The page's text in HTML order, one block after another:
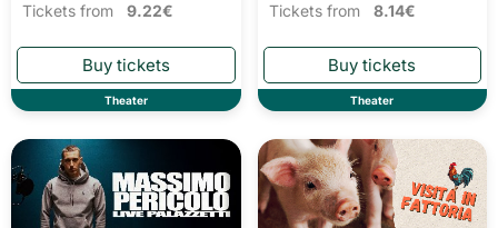
Tickets from 9.22€
Theater
Tickets from 8.14€
Theater